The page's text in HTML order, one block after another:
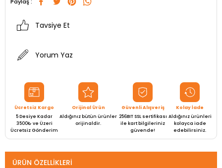
Tavsiye Et
Yorum Yaz
Ücretsiz Kargo
5 Desiye Kadar
3500₺ ve Üzeri
Ücretsiz Gönderim
Orijinal Ürün
Aldığınız bütün ürünler
orijinaldir.
Güvenli Alışveriş
256BIT SSL sertifikası
ile kart bilgileriniz
güvende!
Kolay İade
Aldığınız ürünleri
kolayca iade
edebilirsiniz.
ÜRÜN ÖZELLIKLERI